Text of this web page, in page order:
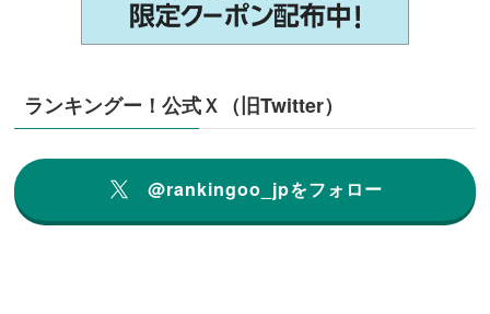
ランキングー！公式Ｘ（旧Twitter）
@rankingoo_jpをフォロー